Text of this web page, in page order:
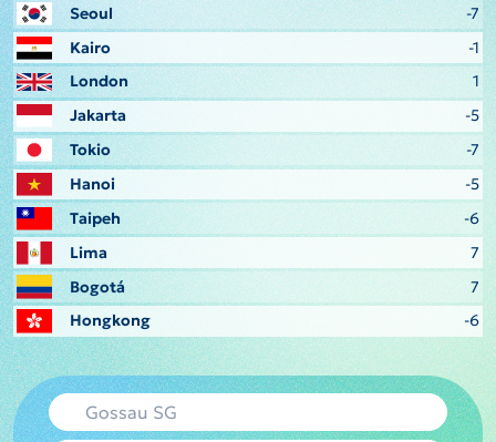
Seoul
-7
Kairo
-1
London
1
Jakarta
-5
Tokio
-7
Hanoi
-5
Taipeh
-6
Lima
7
Bogotá
7
Hongkong
-6